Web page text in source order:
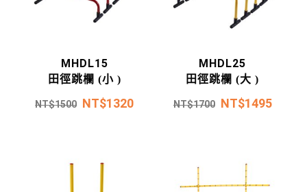
MHDL15
田徑跳欄 (小 )
NT$1500 NT$1320
MHDL25
田徑跳欄 (大 )
NT$1700 NT$1495